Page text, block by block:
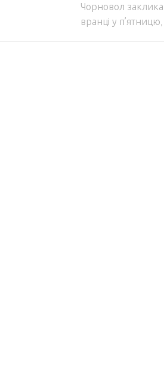
Чорновол
вранці у